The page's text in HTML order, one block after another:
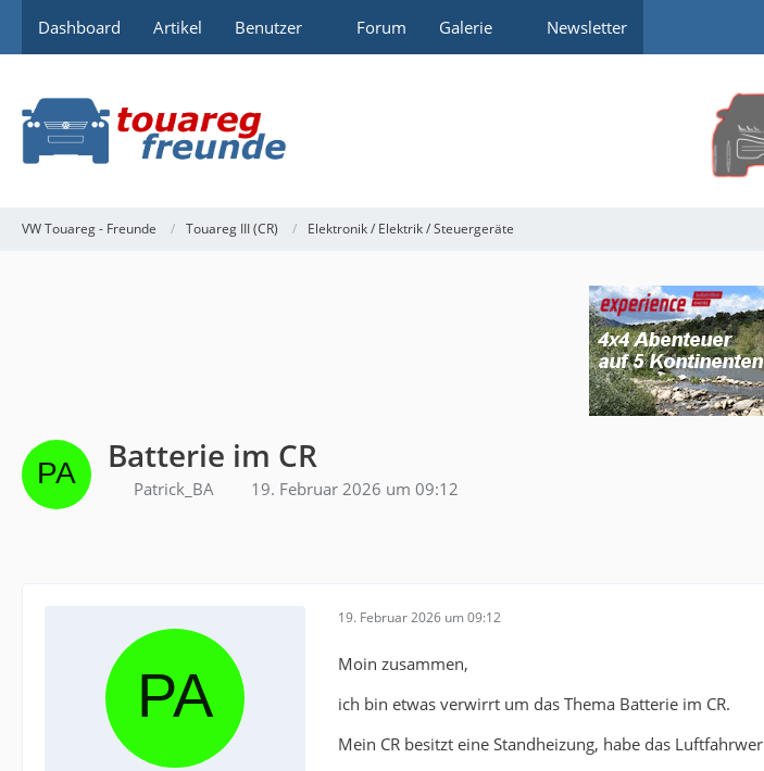
Dashboard Artikel Benutzer Forum Galerie Newsletter
VW Touareg - Freunde Touareg III (CR) Elektronik / Elektrik / Steuergeräte
Batterie im CR
Patrick_BA 19. Februar 2026 um 09:12
19. Februar 2026 um 09:12
Moin zusammen,
ich bin etwas verwirrt um das Thema Batterie im CR.
Mein CR besitzt eine Standheizung, habe das